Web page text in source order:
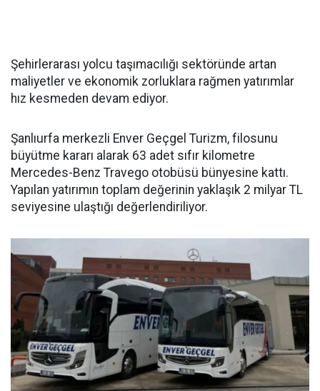
Şehirlerarası yolcu taşımacılığı sektöründe artan
maliyetler ve ekonomik zorluklara rağmen yatırımlar
hız kesmeden devam ediyor.
Şanlıurfa merkezli Enver Geçgel Turizm, filosunu
büyütme kararı alarak 63 adet sıfır kilometre
Mercedes-Benz Travego otobüsü bünyesine kattı.
Yapılan yatırımın toplam değerinin yaklaşık 2 milyar TL
seviyesine ulaştığı değerlendiriliyor.